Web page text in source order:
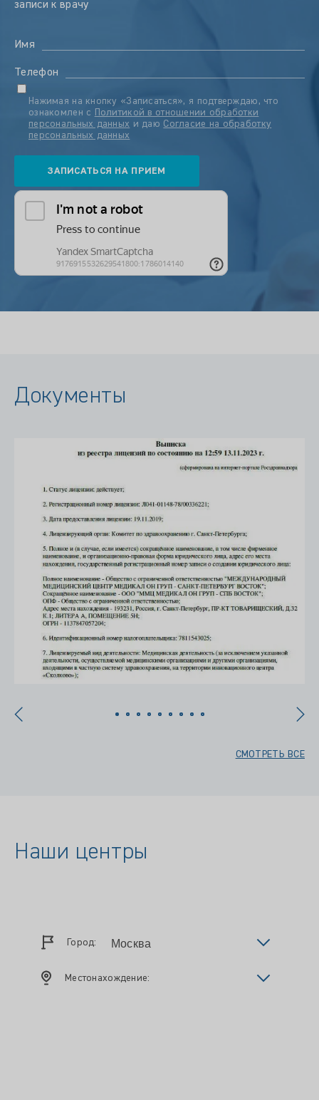
записи к врачу
Имя
Телефон
Нажимая на кнопку «Записаться», я подтверждаю, что
ознакомлен с Политикой в отношении обработки
персональных данных и даю Согласие на обработку
персональных данных
Документы
СМОТРЕТЬ ВСЕ
Наши центры
Город:
Местонахождение: